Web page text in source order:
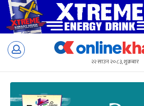
Skip
२२ साउन २०८३, शुक्रबार